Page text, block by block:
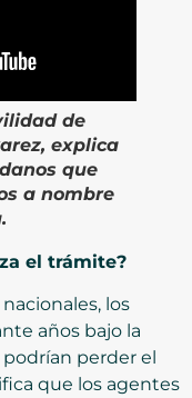
de
explica
que
a nombre
el trámite?
los
años bajo la
perder el
que los agentes